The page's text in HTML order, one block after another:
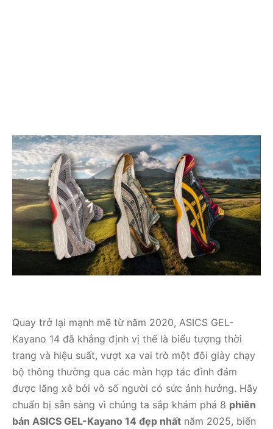
Quay trở lại mạnh mẽ từ năm 2020, ASICS GEL-
Kayano 14 đã khẳng định vị thế là biểu tượng thời
trang và hiệu suất, vượt xa vai trò một đôi giày chạy
bộ thông thường qua các màn hợp tác đình đám
được lăng xê bởi vô số người có sức ảnh hưởng. Hãy
chuẩn bị sẵn sàng vì chúng ta sắp khám phá 8 phiên
bản ASICS GEL-Kayano 14 đẹp nhất năm 2025, biến